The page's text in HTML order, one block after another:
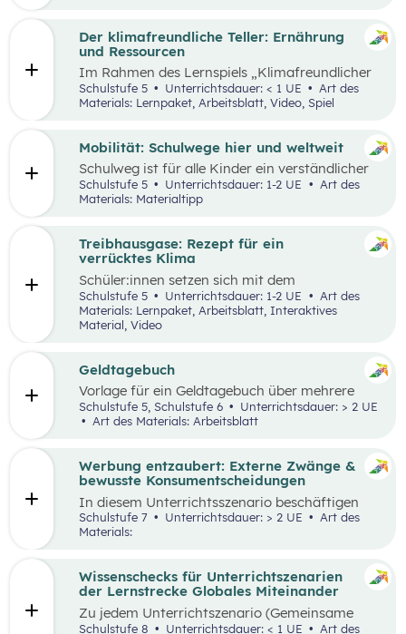
Werbung entzaubert: Externe Zwänge &
bewusste Konsumentscheidungen
In diesem Unterrichtsszenario beschäftigen
sich die Schüler:innen mit den Themen
„Werbung“ und „Konsumentscheidungen“. Zu
Zentrum. Davon ausgehend werden
unterschiedliche externe Zwänge sowie Vor-
Schulstufe 7 Unterrichtsdauer: > 2 UE
Art des
Materials:
Wissenschecks für Unterrichtszenarien
der Lernstrecke Globales Miteinander
Zu jedem Unterrichtszenario (Gemeinsame
Vertiefung) wiez.B.:Globalisierung und ich,
Schulstufe 8 Unterrichtsdauer: < 1 UE
Treibhausgase: Rezept für ein
verrücktes Klima
Schüler:innen setzen sich mit dem
menschengemachten und natürlichen
Treibhauseffekt sowie daraus resultierenden
Folgen in unterschiedlichen Lebens- und
Wirtschaftsbereichen auseinander. Außerdem
Umwelt-Beziehung
Kopfstand-Brainstorming individuelle und
kollektive Handlungsoptionen zur
Klimawandelanpassung.
Schulstufe 5 Unterrichtsdauer: 1-2 UE
Materials: Lernpaket, Arbeitsblatt, Interaktives
Material, Video
Der klimafreundliche Teller: Ernährung
und Ressourcen
Im Rahmen des Lernspiels „Klimafreundlicher
Teller“ lernen die Schüler:innen
klimafreundlichere und klimaschädlichere
Lebensmittel (gemessen am Wasser- und CO2-
hohen Ressourcenverbrauch kennen.
Schulstufe 5 Unterrichtsdauer: < 1 UE
Materials: Lernpaket, Arbeitsblatt, Video, Spiel
Mobilität: Schulwege hier und weltweit
Schulweg ist für alle Kinder ein verständlicher
Begriff und eine weltweite Gemeinsamkeit.
Doch der Weg ist durch die Lage der Schule und
Schulstufe 5 Unterrichtsdauer: 1-2 UE
Art des
Materials: Materialtipp
Geldtagebuch
Vorlage für ein Geldtagebuch über mehrere
Wochen im Excel Format
Schulstufe 5, Schulstufe 6
Unterrichtsdauer: > 2 UE
Art des Materials: Arbeitsblatt